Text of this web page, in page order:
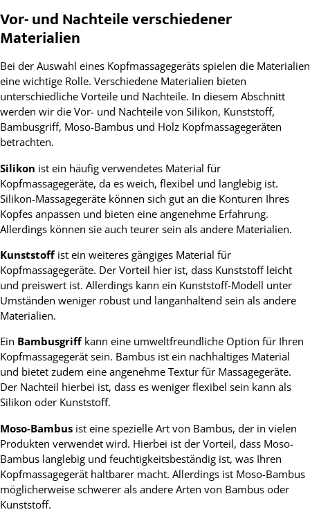
Vor- und Nachteile verschiedener
Materialien
Bei der Auswahl eines Kopfmassagegeräts spielen die Materialien
eine wichtige Rolle. Verschiedene Materialien bieten
unterschiedliche Vorteile und Nachteile. In diesem Abschnitt
werden wir die Vor- und Nachteile von Silikon, Kunststoff,
Bambusgriff, Moso-Bambus und Holz Kopfmassagegeräten
betrachten.
Silikon ist ein häufig verwendetes Material für
Kopfmassagegeräte, da es weich, flexibel und langlebig ist.
Silikon-Massagegeräte können sich gut an die Konturen Ihres
Kopfes anpassen und bieten eine angenehme Erfahrung.
Allerdings können sie auch teurer sein als andere Materialien.
Kunststoffist ein weiteres gängiges Material für
Kopfmassagegeräte. Der Vorteil hier ist, dass Kunststoff leicht
und preiswert ist. Allerdings kann ein Kunststoff-Modell unter
Umständen weniger robust und langanhaltend sein als andere
Materialien.
Ein Bambusgriffkann eine umweltfreundliche Option für Ihren
Kopfmassagegerät sein. Bambus ist ein nachhaltiges Material
und bietet zudem eine angenehme Textur für Massagegeräte.
Der Nachteil hierbei ist, dass es weniger flexibel sein kann als
Silikon oder Kunststoff.
Moso-Bambus ist eine spezielle Art von Bambus, der in vielen
Produkten verwendet wird. Hierbei ist der Vorteil, dass Moso-
Bambus langlebig und feuchtigkeitsbeständig ist, was Ihren
Kopfmassagegerät haltbarer macht. Allerdings ist Moso-Bambus
möglicherweise schwerer als andere Arten von Bambus oder
Kunststoff.